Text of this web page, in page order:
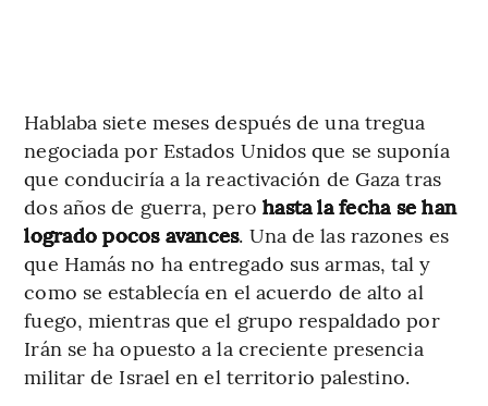
Hablaba siete meses después de una tregua
negociada por Estados Unidos que se suponía
que conduciría a la reactivación de Gaza tras
dos años de guerra, pero hasta la fecha se han
logrado pocos avances. Una de las razones es
que Hamás no ha entregado sus armas, tal y
como se establecía en el acuerdo de alto al
fuego, mientras que el grupo respaldado por
Irán se ha opuesto a la creciente presencia
militar de Israel en el territorio palestino.